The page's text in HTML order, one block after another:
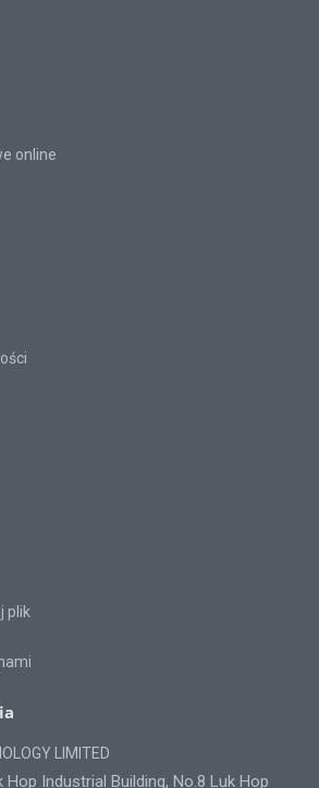
online
plik
LIMITED
Hop Industrial Building, No.8 Luk Hop